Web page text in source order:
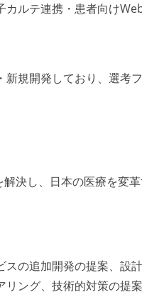
カルテ連携・患者向け
規開発しており、選考
決し、日本の医療を変
の追加開発の提案、設
リング、技術的対策の提案